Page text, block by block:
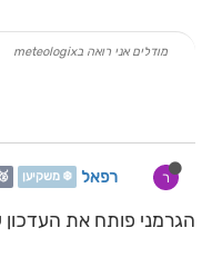
מודלים אני רואה בmeteologix
ר רפאל ❄️ משקיען
הגרמני פותח את